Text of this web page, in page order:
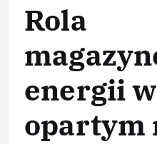
Rola
energii
opartym